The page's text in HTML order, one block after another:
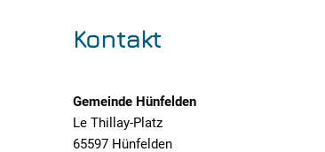
Kontakt
Gemeinde Hünfelden
Le Thillay-Platz
65597 Hünfelden